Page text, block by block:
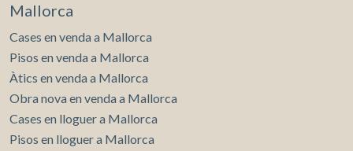
Mallorca
Cases en venda a Mallorca
Pisos en venda a Mallorca
Àtics en venda a Mallorca
Obra nova en venda a Mallorca
Cases en lloguer a Mallorca
Pisos en lloguer a Mallorca